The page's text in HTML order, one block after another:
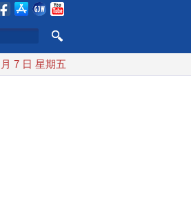
美彈藥充足再擴大生產
7 日 星期五